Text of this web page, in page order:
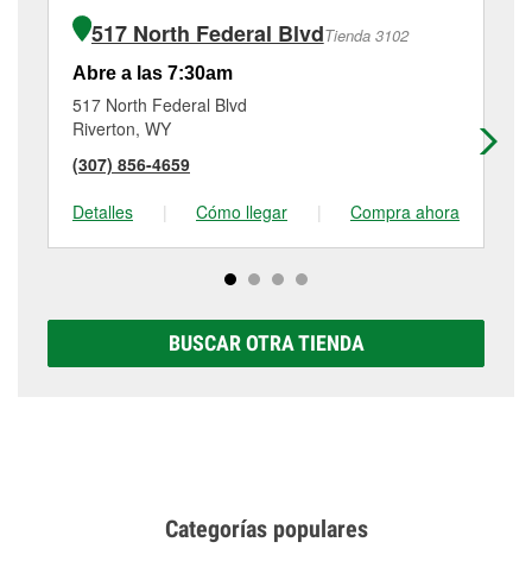
517 North Federal BlvdTienda 3102
Abre a las 7:30am
517 North Federal Blvd
Riverton, WY
(307) 856-4659
Detalles
| Cómo llegar | Compra ahora
BUSCAR OTRA TIENDA
Categorías populares